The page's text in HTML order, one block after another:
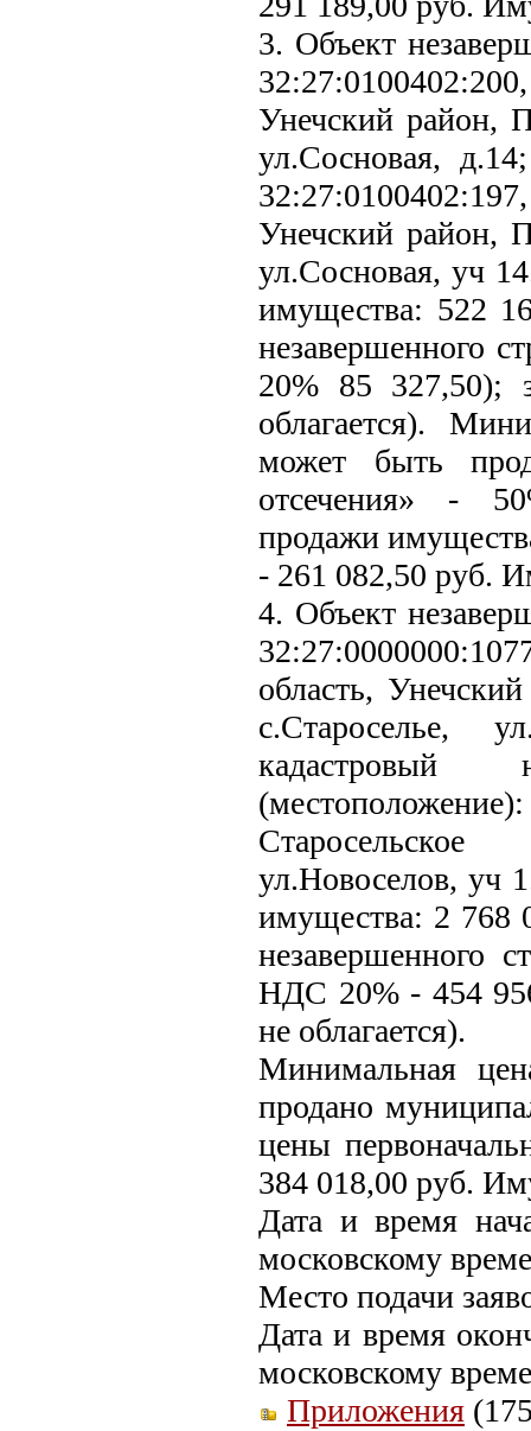
3. Объект
Унечский район,
ул.Сосновая,
Унечский район,
ул.Сосновая, уч
имущества: 522
незавершенного
20% 85 327,50);
облагается).
может быть
отсечения» -
продажи
- 261 082,50 руб.
4. Объект
область,
с.Староселье,
кадастровый
ул.Новоселов, уч
имущества: 2 768
незавершенного
НДС 20% - 454
не облагается).
Минимальная
продано
цены
384 018,00 руб.
Дата и время
московскому
Место подачи
Дата и время
московскому
Приложения